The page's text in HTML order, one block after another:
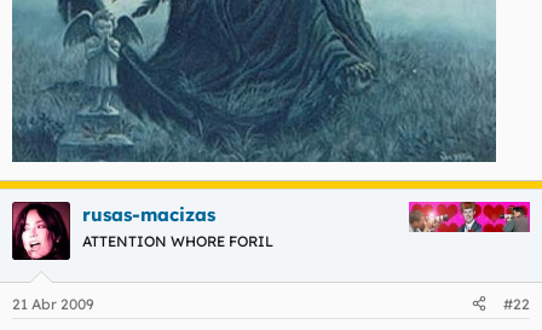
rusas-macizas
ATTENTION WHORE FORIL
21 Abr 2009 #22